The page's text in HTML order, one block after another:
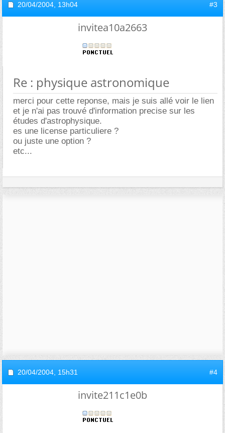
20/04/2004, 13h04 #3
invitea10a2663
Re : physique astronomique
merci pour cette reponse, mais je suis allé voir le lien
et je n'ai pas trouvé d'information precise sur les
études d'astrophysique.
es une license particuliere ?
ou juste une option ?
etc...
20/04/2004, 15h31 #4
invite211c1e0b